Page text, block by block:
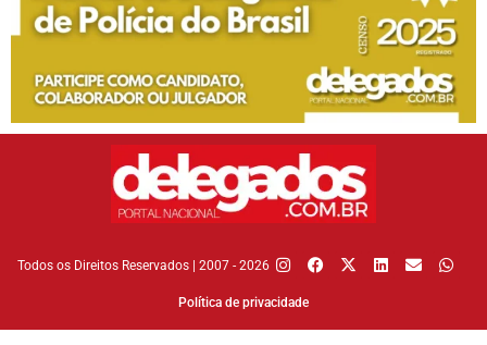
Todos os Direitos Reservados | 2007 - 2026
Política de privacidade